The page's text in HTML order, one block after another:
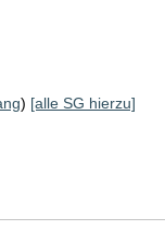
) [alle SG hierzu]